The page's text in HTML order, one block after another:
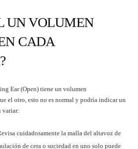
UN VOLUMEN
CADA
Ear (Open) tiene un volumen
el otro, esto no es normal y podría indicar un
variar:
cuidadosamente la malla del altavoz de
de cera o suciedad en uno solo puede